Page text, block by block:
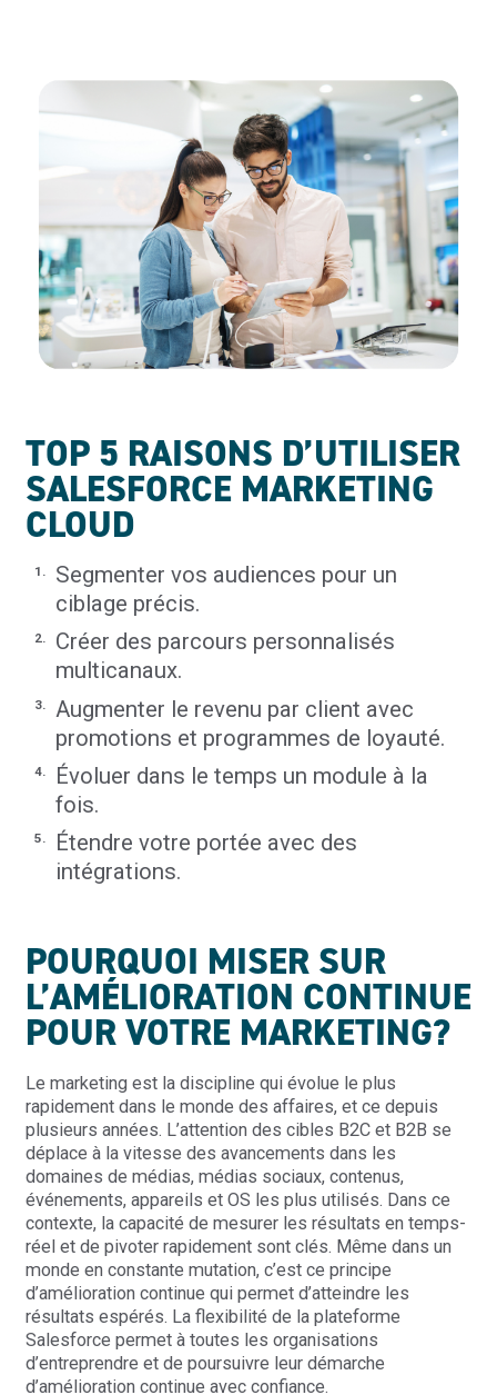
TOP 5 RAISONS D’UTILISER
SALESFORCE MARKETING
CLOUD
Segmenter vos audiences pour un
ciblage précis.
Créer des parcours personnalisés
multicanaux.
Augmenter le revenu par client avec
promotions et programmes de loyauté.
Évoluer dans le temps un module à la
fois.
Étendre votre portée avec des
intégrations.
POURQUOI MISER SUR
L’AMÉLIORATION CONTINUE
POUR VOTRE MARKETING?
Le marketing est la discipline qui évolue le plus
rapidement dans le monde des affaires, et ce depuis
plusieurs années. L’attention des cibles B2C et B2B se
déplace à la vitesse des avancements dans les
domaines de médias, médias sociaux, contenus,
événements, appareils et OS les plus utilisés. Dans ce
contexte, la capacité de mesurer les résultats en temps-
réel et de pivoter rapidement sont clés. Même dans un
monde en constante mutation, c’est ce principe
d’amélioration continue qui permet d’atteindre les
résultats espérés. La flexibilité de la plateforme
Salesforce permet à toutes les organisations
d’entreprendre et de poursuivre leur démarche
d’amélioration continue avec confiance.